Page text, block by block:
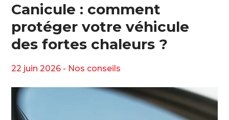
Canicule : comment
protéger votre véhicule
des fortes chaleurs ?
22 juin 2026 - Nos conseils